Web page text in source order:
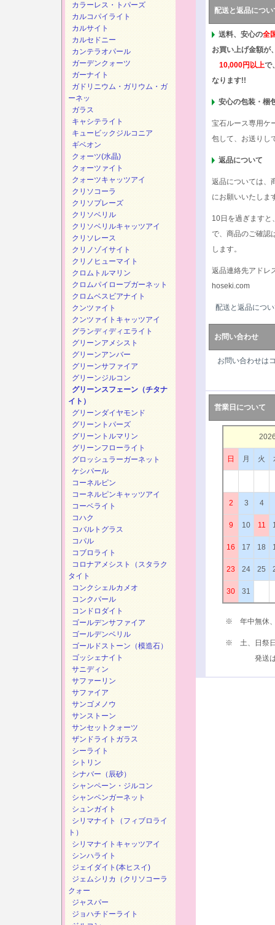
配送と返品につい
送料、安心の全
お買い上げ金額が
10,000円以上で
なります!!
安心の包装・梱
宝石ルース専用ケ
包して、お送りし
返品について
返品については、
にお願いいたしま
10日を過ぎますと
で、商品のご確認
します。
返品連絡先アドレ
hoseki.com
配送と返品につ
お問い合わせ
お問い合わせは
営業日について
日 月 火
2 3 4
9 10 11
16 17 18
23 24 25
30 31
※ 年中無休、
※ 土、日祭日
発送は、
カラーレス・トパーズ
カルコパイライト
カルサイト
カルセドニー
カンテラオパール
ガーデンクォーツ
ガーナイト
ガドリニウム・ガリウム・ガ
ーネッ
ガラス
キャシテライト
キュービックジルコニア
ギベオン
クォーツ(水晶)
クォーツァイト
クォーツキャッツアイ
クリソコーラ
クリソプレーズ
クリソベリル
クリソベリルキャッツアイ
クリソレース
クリノゾイサイト
クリノヒューマイト
クロムトルマリン
クロムパイロープガーネット
クロムベスビアナイト
クンツァイト
クンツァイトキャッツアイ
グランディディエライト
グリーンアメシスト
グリーンアンバー
グリーンサファイア
グリーンジルコン
グリーンスフェーン（チタナ
イト）
グリーンダイヤモンド
グリーントパーズ
グリーントルマリン
グリーンフローライト
グロッシュラーガーネット
ケシパール
コーネルピン
コーネルピンキャッツアイ
コーベライト
コハク
コバルトグラス
コパル
コブロライト
コロナアメシスト（スタラク
タイト
コンクシェルカメオ
コンクパール
コンドロダイト
ゴールデンサファイア
ゴールデンベリル
ゴールドストーン（模造石）
ゴッシェナイト
サニディン
サファーリン
サファイア
サンゴメノウ
サンストーン
サンセットクォーツ
ザンドライトガラス
シーライト
シトリン
シナバー（辰砂）
シャンペーン・ジルコン
シャンペンガーネット
シュンガイト
シリマナイト（フィブロライ
ト）
シリマナイトキャッツアイ
シンハライト
ジェイダイト(本ヒスイ)
ジェムシリカ（クリソコーラ
クォー
ジャスパー
ジョハチドーライト